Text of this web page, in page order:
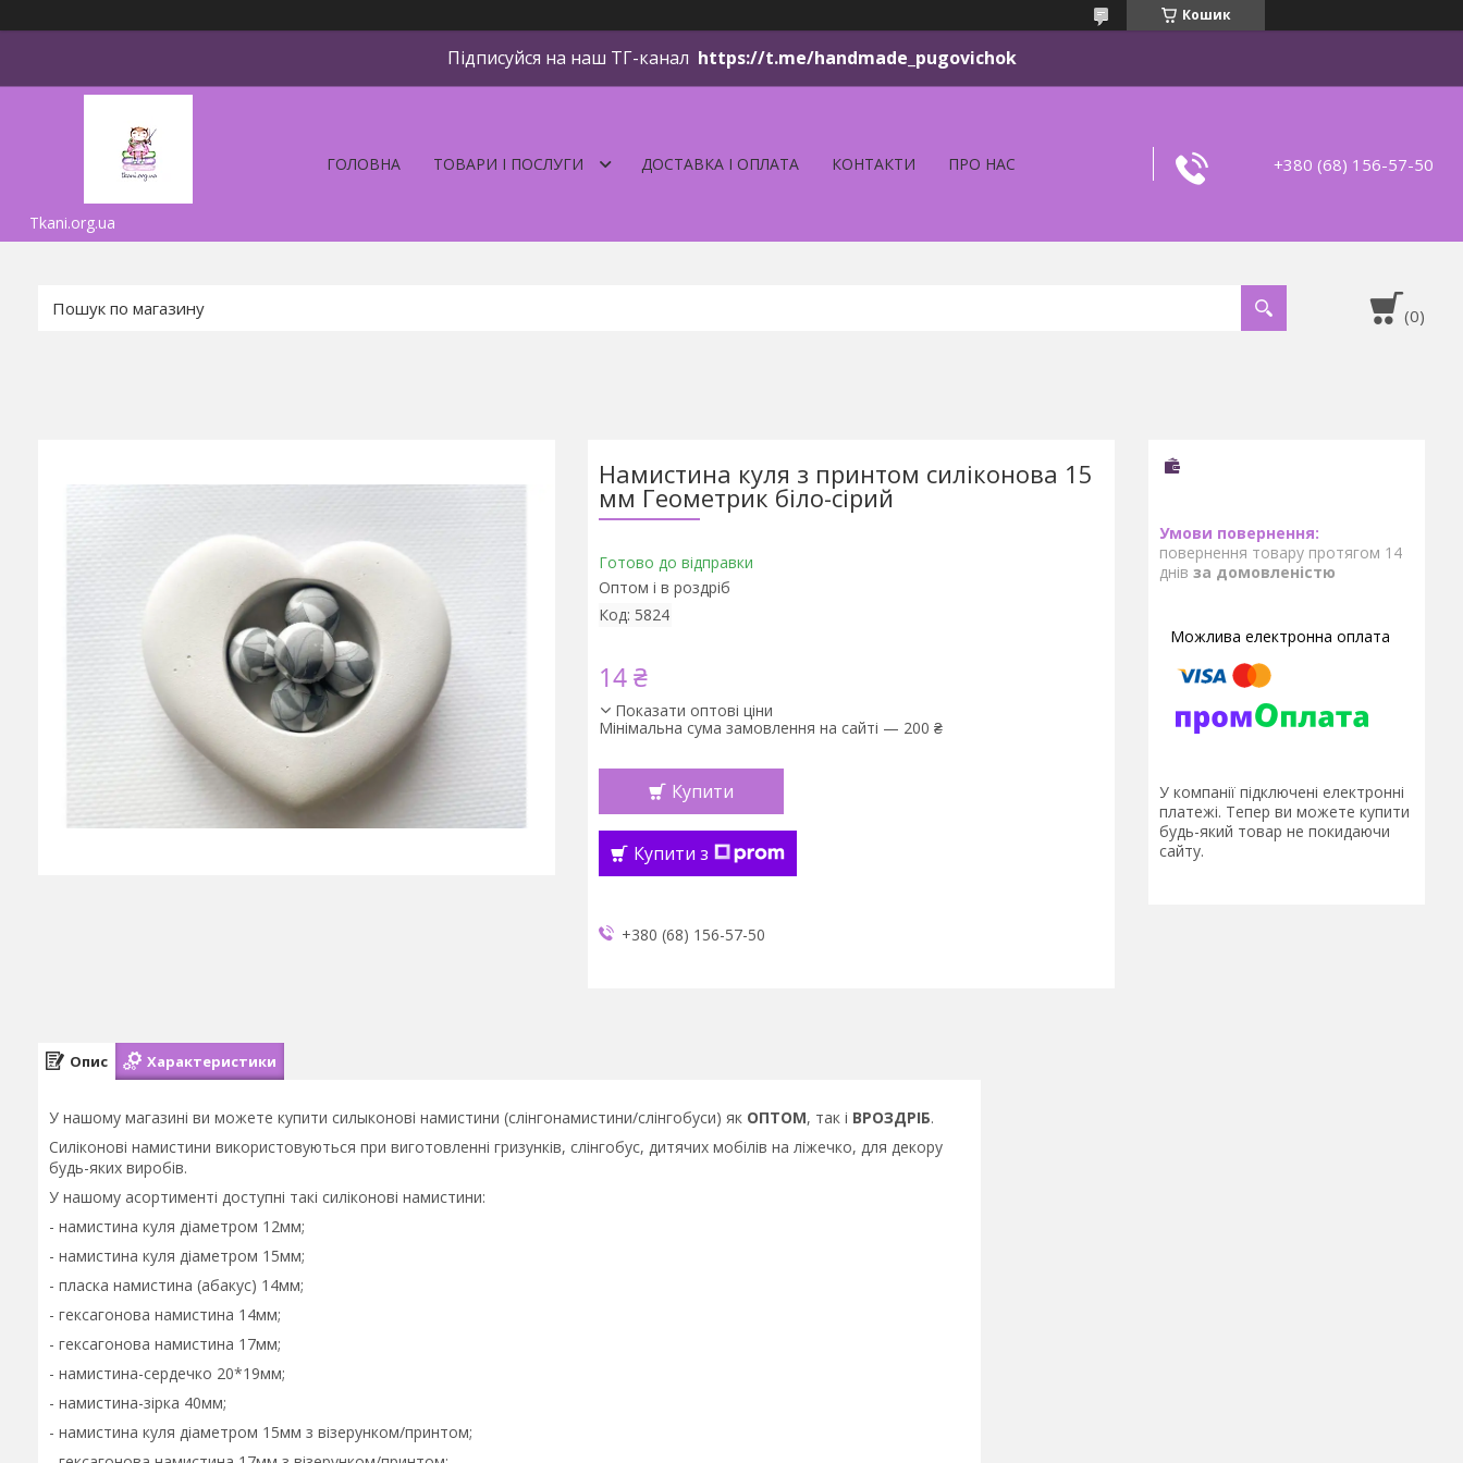
Кошик
Підписуйся на наш ТГ-канал https://t.me/handmade_pugovichok
Tkani.org.ua
ГОЛОВНА ТОВАРИ І ПОСЛУГИ ДОСТАВКА І ОПЛАТА КОНТАКТИ ПРО НАС +380 (68) 156-57-50
Намистина куля з принтом силіконова 15
мм Геометрик біло-сірий
Готово до відправки
Оптом і в роздріб
Код: 5824
14 ₴
Показати оптові ціни
Мінімальна сума замовлення на сайті — 200 ₴
Купити
Купити з
+380 (68) 156-57-50
повернення товару протягом 14
днів за домовленістю
У компанії підключені електронні
платежі. Тепер ви можете купити
будь-який товар не покидаючи
сайту.
Опис Характеристики
У нашому магазині ви можете купити силыконові намистини (слінгонамистини/слінгобуси) як ОПТОМ, так і ВРОЗДРІБ.
Силіконові намистини використовуються при виготовленні гризунків, слінгобус, дитячих мобілів на ліжечко, для декору
будь-яких виробів.
У нашому асортименті доступні такі силіконові намистини:
- намистина куля діаметром 12мм;
- намистина куля діаметром 15мм;
- пласка намистина (абакус) 14мм;
- гексагонова намистина 14мм;
- гексагонова намистина 17мм;
- намистина-сердечко 20*19мм;
- намистина-зірка 40мм;
- намистина куля діаметром 15мм з візерунком/принтом;